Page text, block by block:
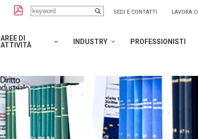
SEDI E CONTATTI LAVORA
AREE DI
ATTIVITÀ
INDUSTRY PROFESSIONISTI